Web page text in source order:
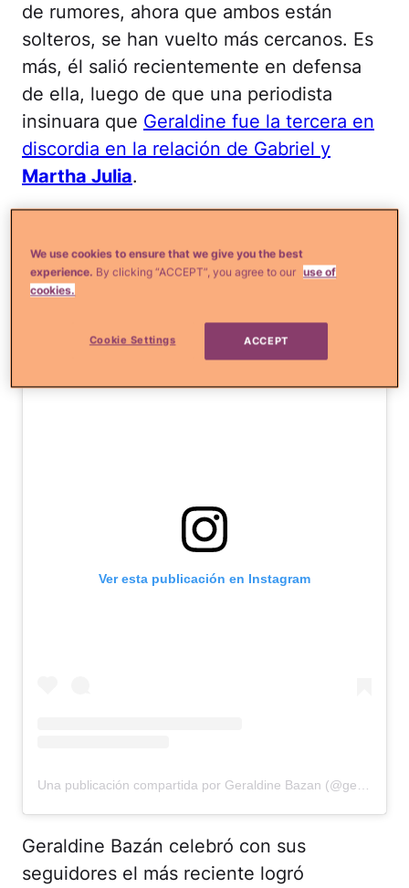
de rumores, ahora que ambos están
solteros, se han vuelto más cercanos. Es
más, él salió recientemente en defensa
de ella, luego de que una periodista
insinuara que Geraldine fue la tercera en
discordia en la relación de Gabriel y
Martha Julia.
importante logro de su hija
menor.
Ver esta publicación en Instagram
Geraldine Bazán celebró con sus
seguidores el más reciente logró
We use cookies to ensure that we give you the best
experience. By clicking “ACCEPT”, you agree to our use of
cookies.
Cookie Settings ACCEPT